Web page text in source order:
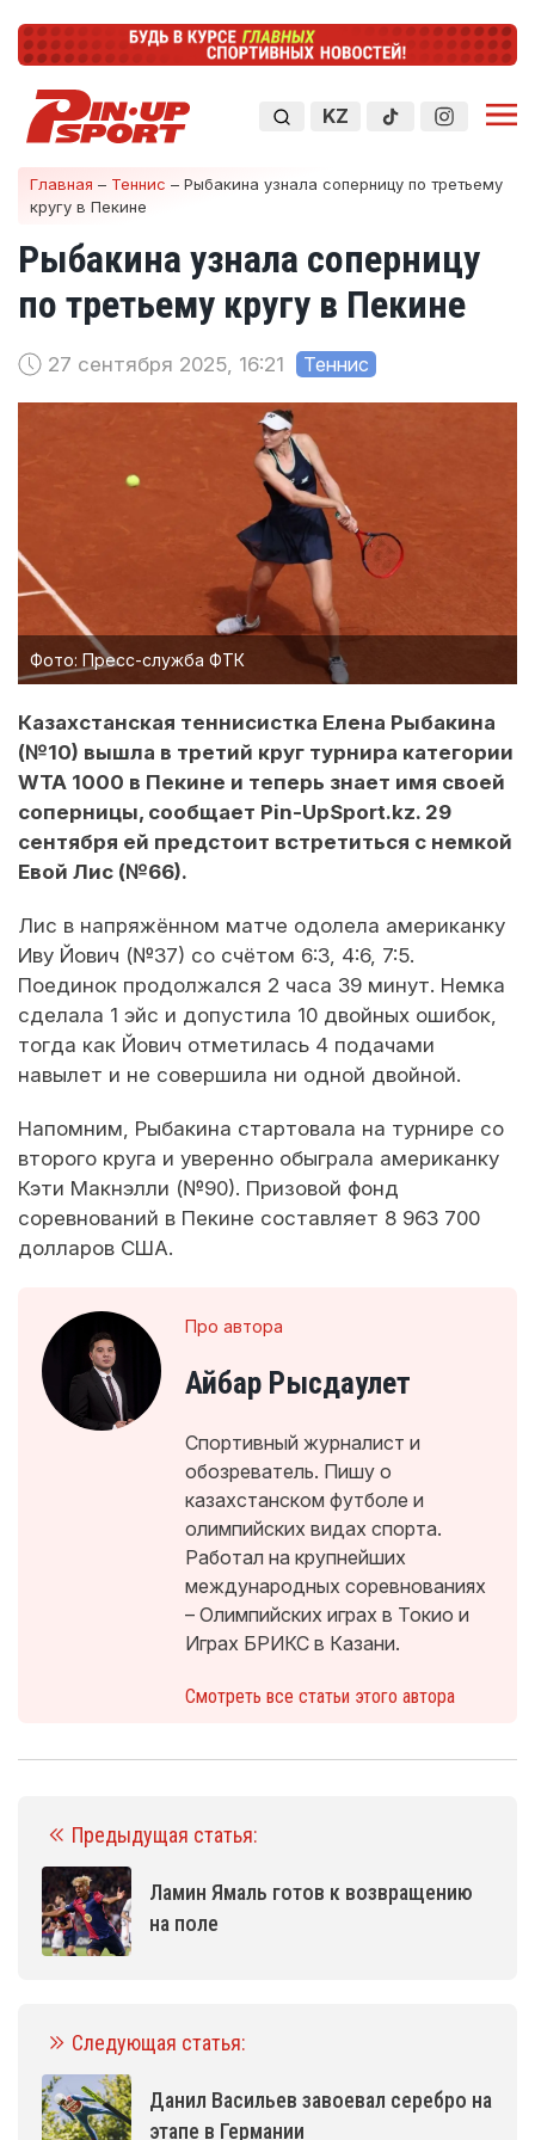
KZ
Главная – Теннис – Рыбакина узнала соперницу по третьему
кругу в Пекине
Рыбакина узнала соперницу
по третьему кругу в Пекине
27 сентября 2025, 16:21 Теннис
Фото: Пресс-служба ФТК
Казахстанская теннисистка Елена Рыбакина
(№10) вышла в третий круг турнира категории
WTA 1000 в Пекине и теперь знает имя своей
соперницы, сообщает Pin-UpSport.kz. 29
сентября ей предстоит встретиться с немкой
Евой Лис (№66).
Лис в напряжённом матче одолела американку
Иву Йович (№37) со счётом 6:3, 4:6, 7:5.
Поединок продолжался 2 часа 39 минут. Немка
сделала 1 эйс и допустила 10 двойных ошибок,
тогда как Йович отметилась 4 подачами
навылет и не совершила ни одной двойной.
Напомним, Рыбакина стартовала на турнире со
второго круга и уверенно обыграла американку
Кэти Макнэлли (№90). Призовой фонд
соревнований в Пекине составляет 8 963 700
долларов США.
Про автора
Айбар Рысдаулет
Спортивный журналист и
обозреватель. Пишу о
казахстанском футболе и
олимпийских видах спорта.
Работал на крупнейших
международных соревнованиях
– Олимпийских играх в Токио и
Играх БРИКС в Казани.
Смотреть все статьи этого автора
Предыдущая статья:
Ламин Ямаль готов к возвращению
на поле
Следующая статья:
Данил Васильев завоевал серебро на
этапе в Германии